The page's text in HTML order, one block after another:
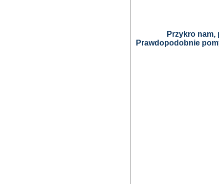
Przykro
Prawdopodobnie